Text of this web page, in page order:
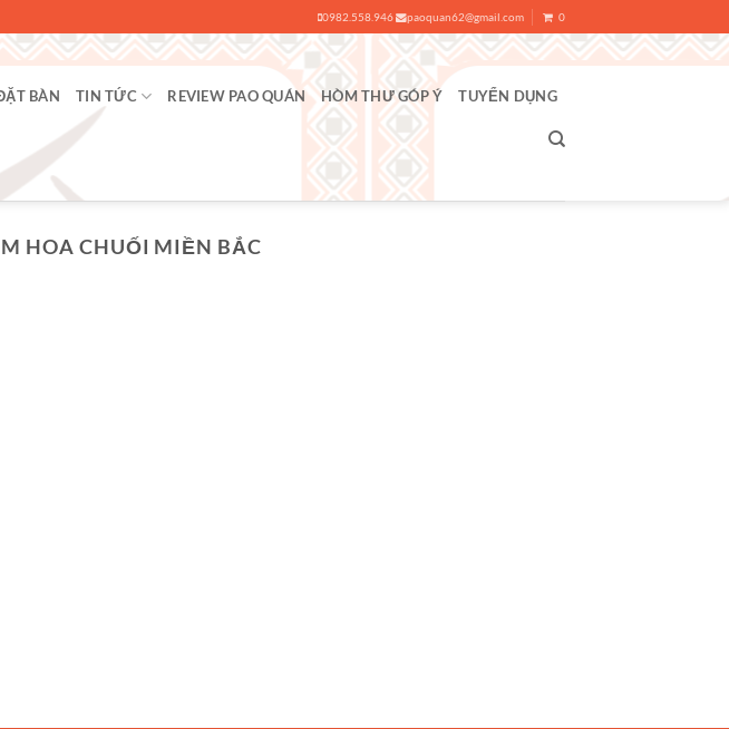
0982.558.946 paoquan62@gmail.com 0
BÀN TIN TỨC REVIEW PAO QUÁN HÒM THƯ GÓP Ý TUYỂN DỤNG
HOA CHUỐI MIỀN BẮC